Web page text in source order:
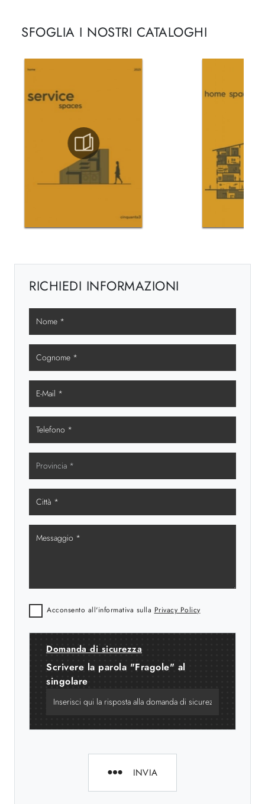
SFOGLIA I NOSTRI CATALOGHI
RICHIEDI INFORMAZIONI
Acconsento all'informativa sulla Privacy Policy
Domanda di sicurezza
Scrivere la parola "Fragole" al
singolare
INVIA